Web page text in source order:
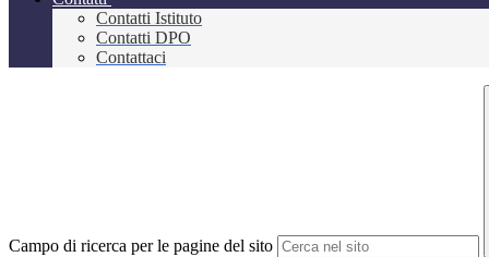
Contatti Istituto
Contatti DPO
Contattaci
Campo di ricerca per le pagine del sito